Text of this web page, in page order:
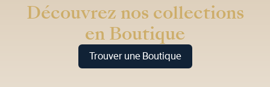
Découvrez nos collections
en Boutique
Trouver une Boutique